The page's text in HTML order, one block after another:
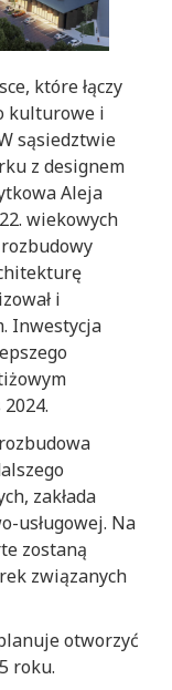
które łączy
kulturowe i
sąsiedztwie
z designem
Aleja
wiekowych
i
Inwestycja
zakłada
usługowej. Na
zostaną
związanych
otworzyć
roku.